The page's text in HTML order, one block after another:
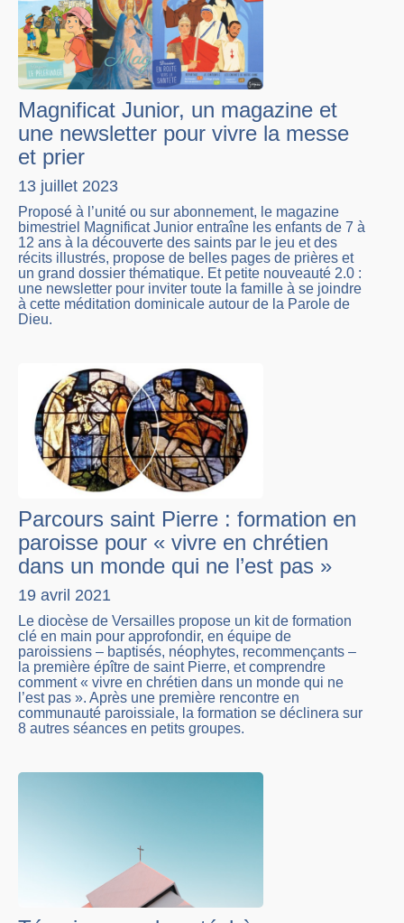
Magnificat Junior, un magazine et
une newsletter pour vivre la messe
et prier
13 juillet 2023
Proposé à l’unité ou sur abonnement, le magazine
bimestriel Magnificat Junior entraîne les enfants de 7 à
12 ans à la découverte des saints par le jeu et des
récits illustrés, propose de belles pages de prières et
un grand dossier thématique. Et petite nouveauté 2.0 :
une newsletter pour inviter toute la famille à se joindre
à cette méditation dominicale autour de la Parole de
Dieu.
Parcours saint Pierre : formation en
paroisse pour « vivre en chrétien
dans un monde qui ne l’est pas »
19 avril 2021
Le diocèse de Versailles propose un kit de formation
clé en main pour approfondir, en équipe de
paroissiens – baptisés, néophytes, recommençants –
la première épître de saint Pierre, et comprendre
comment « vivre en chrétien dans un monde qui ne
l’est pas ». Après une première rencontre en
communauté paroissiale, la formation se déclinera sur
8 autres séances en petits groupes.